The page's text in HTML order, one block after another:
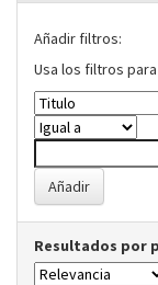
Añadir filtros:
Usa los filtros
Resultados por